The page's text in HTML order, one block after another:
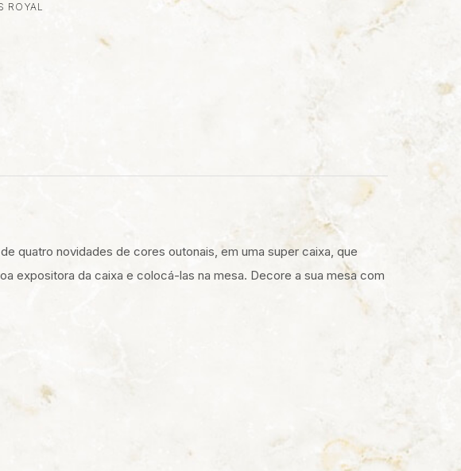
ROYAL
quatro novidades de cores outonais, em uma super caixa, que
expositora da caixa e colocá-las na mesa. Decore a sua mesa com